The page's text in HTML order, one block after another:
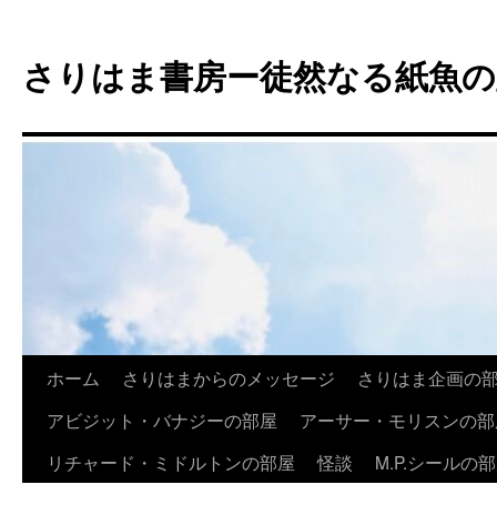
テ
ン
へ
さりはま書房ー徒然なる紙魚
ホーム さりはまからのメッセージ
さりはま企画の
アビジット・バナジーの部屋
アーサー・モリスンの
リチャード・ミドルトンの部屋
怪談 M.P.シールの